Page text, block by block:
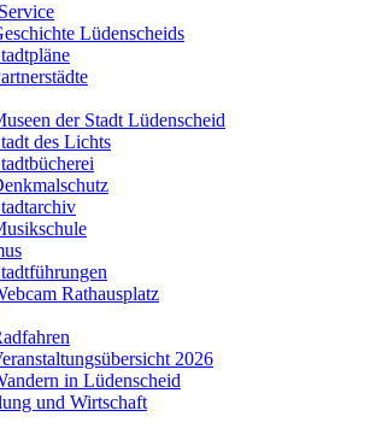
Lüdenscheids
der Stadt Lüdenscheid
des Lichts
Rathausplatz
2026
in Lüdenscheid
und Wirtschaft